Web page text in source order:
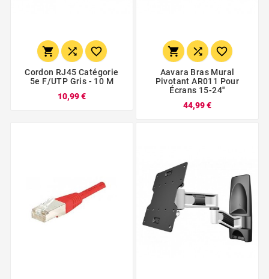
  
Cordon RJ45 Catégorie
5e F/UTP Gris - 10 M
10,99 €
  
Aavara Bras Mural
Pivotant AR011 Pour
Écrans 15-24''
44,99 €